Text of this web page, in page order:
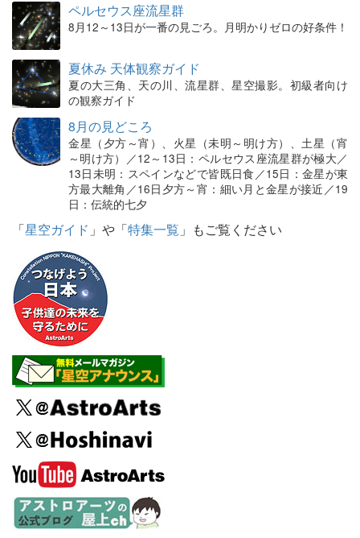
ペルセウス座流星群
8月12～13日が一番の見ごろ。月明かりゼロの好条件！
夏休み 天体観察ガイド
夏の大三角、天の川、流星群、星空撮影。初級者向け
の観察ガイド
8月の見どころ
金星（夕方～宵）、火星（未明～明け方）、土星（宵
～明け方）／12～13日：ペルセウス座流星群が極大／
13日未明：スペインなどで皆既日食／15日：金星が東
方最大離角／16日夕方～宵：細い月と金星が接近／19
日：伝統的七夕
「星空ガイド 」や「特集一覧 」もご覧ください